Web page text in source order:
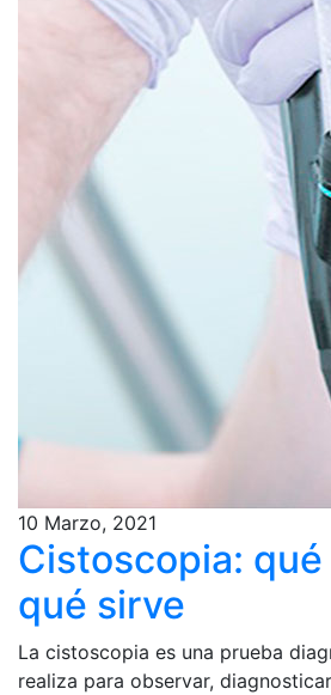
10 Marzo, 2021
Cistoscopia: qué
qué sirve
La cistoscopia es una prueba
realiza para observar,